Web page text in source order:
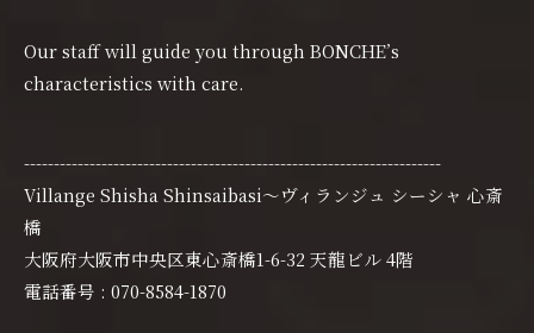
Our staff will guide you through BONCHE’s
characteristics with care.
----------------------------------------------------------------------
Villange Shisha Shinsaibasi〜ヴィランジュ シーシャ 心斎
橋
大阪府大阪市中央区東心斎橋1-6-32 天龍ビル 4階
電話番号 : 070-8584-1870